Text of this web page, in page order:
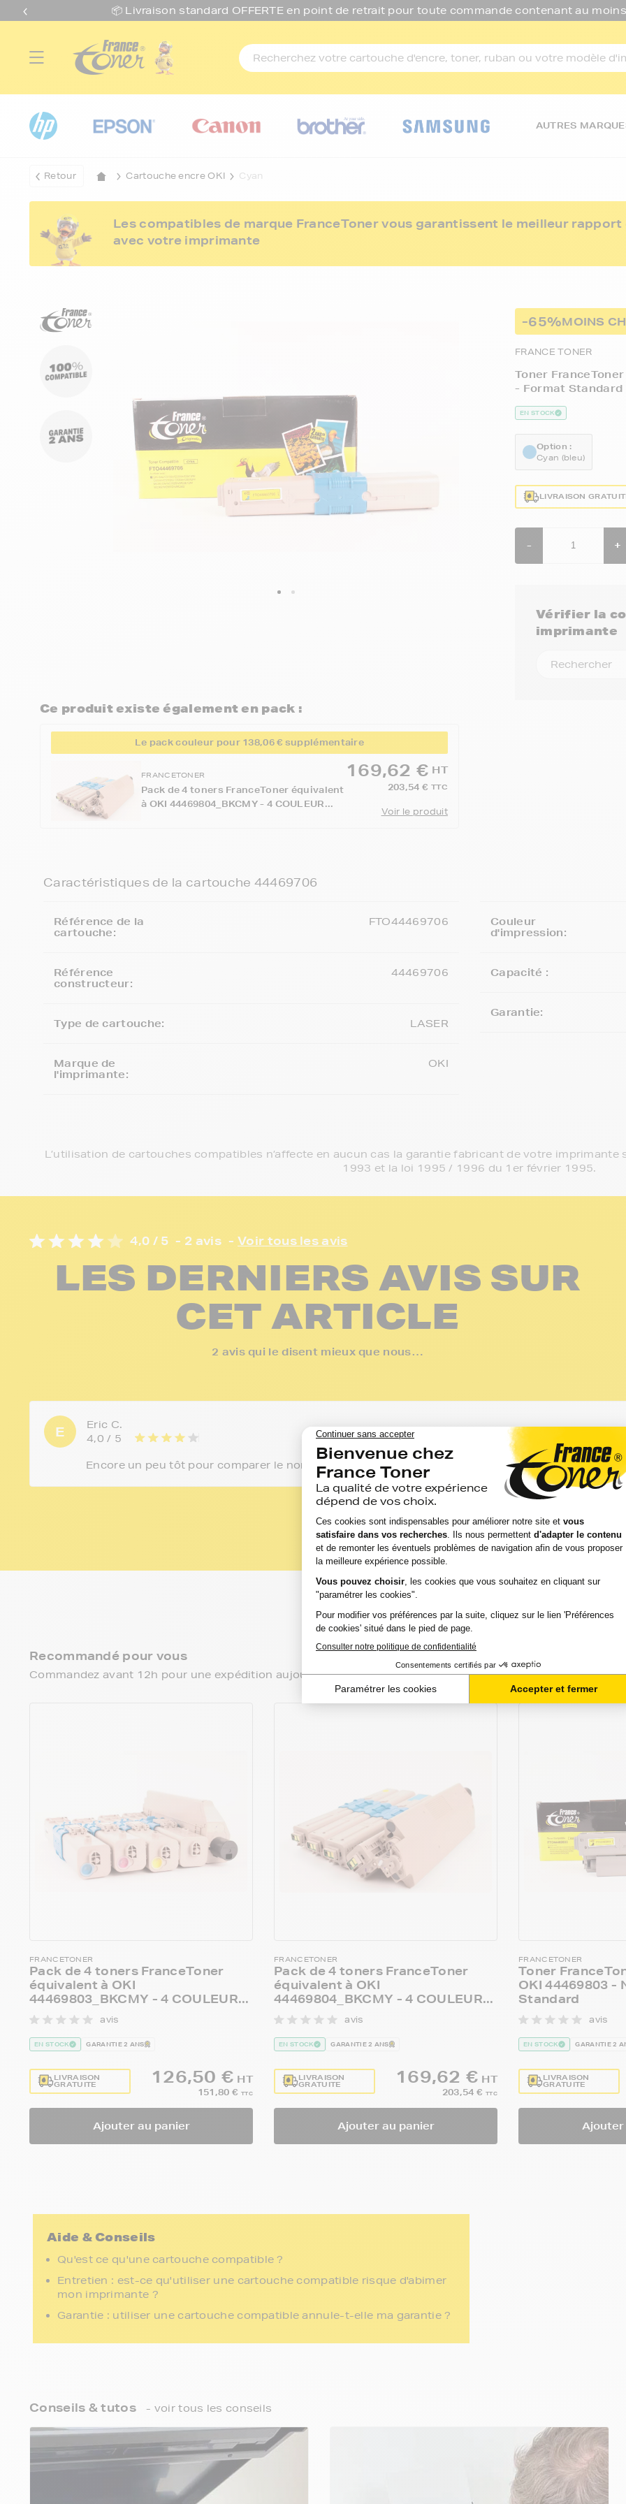
📦 Livraison standard OFFERTE en point de retrait pour toute commande contenant au
AUTRES
Retour Cartouche encre OKI Cyan
Les compatibles de marque FranceToner vous garantissent le meilleur
avec votre imprimante
-65%MOINS
FRANCE TONER
Toner
- Format Standard
EN STOCK
Option :
Cyan (bleu)
LIVRAISON
- +
Vérifier la
imprimante
Ce produit existe également en pack :
Le pack couleur pour 138,06 € supplémentaire
FRANCETONER
Pack de 4 toners FranceToner équivalent
à OKI 44469804_BKCMY - 4 COULEUR...
169,62 € HT
203,54 € TTC
Voir le produit
Caractéristiques de la cartouche 44469706
Référence de la
cartouche:
FTO44469706
Référence
constructeur:
44469706
Type de cartouche: LASER
Marque de
l'imprimante:
OKI
Couleur
d'impression:
Capacité :
Garantie:
L’utilisation de cartouches compatibles n’affecte en aucun cas la garantie fabricant de votre
1993 et la loi 1995 / 1996 du 1er février 1995.
4,0 / 5 - 2 avis - Voir tous les avis
LES DERNIERS AVIS SUR
CET ARTICLE
2 avis qui le disent mieux que nous…
E
Eric C.
4,0 / 5
Encore un peu tôt pour comparer le nombre de copies
< 1 >
Recommandé pour vous
Commandez avant 12h pour une expédition aujourd’hui ! (hors Week-end et férié)
FRANCETONER
Pack de 4 toners FranceToner
équivalent à OKI
44469803_BKCMY - 4 COULEUR...
avis
EN STOCK GARANTIE 2 ANS
LIVRAISON
GRATUITE 126,50 € HT
151,80 € TTC
Ajouter au panier
FRANCETONER
Pack de 4 toners FranceToner
équivalent à OKI
44469804_BKCMY - 4 COULEUR...
avis
EN STOCK GARANTIE 2 ANS
LIVRAISON
GRATUITE 169,62 € HT
203,54 € TTC
Ajouter au panier
FRANCETONER
Toner
OKI 44469803 -
Standard
avis
EN STOCK GARANTIE 2
LIVRAISON
GRATUITE
Ajouter
Aide & Conseils
Qu'est ce qu'une cartouche compatible ?
Entretien : est-ce qu'utiliser une cartouche compatible risque d'abimer
mon imprimante ?
Garantie : utiliser une cartouche compatible annule-t-elle ma garantie ?
Conseils & tutos - voir tous les conseils